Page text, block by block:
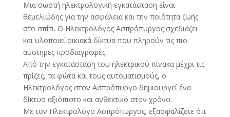
Μια σωστή ηλεκτρολογική εγκατάσταση είναι
θεμελιώδης για την ασφάλεια και την ποιότητα ζωής
στο σπίτι. Ο Ηλεκτρολόγος Ασπρόπυργος σχεδιάζει
και υλοποιεί οικιακά δίκτυα που πληρούν τις πιο
αυστηρές προδιαγραφές.
Από την εγκατάσταση του ηλεκτρικού πίνακα μέχρι τις
πρίζες, τα φώτα και τους αυτοματισμούς, ο
Ηλεκτρολόγος στον Ασπρόπυργο δημιουργεί ένα
δίκτυο αξιόπιστο και ανθεκτικό στον χρόνο.
Με τον Ηλεκτρολόγο Ασπρόπυργος, εξασφαλίζετε ότι